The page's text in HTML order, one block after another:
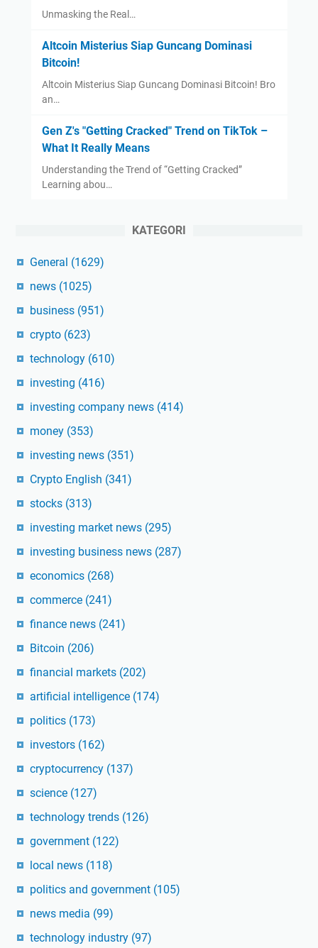
Unmasking the Real…
Altcoin Misterius Siap Guncang Dominasi
Bitcoin!
Altcoin Misterius Siap Guncang Dominasi Bitcoin! Bro
an…
Gen Z's "Getting Cracked" Trend on TikTok –
What It Really Means
Understanding the Trend of “Getting Cracked”
Learning abou…
KATEGORI
General (1629)
news (1025)
business (951)
crypto (623)
technology (610)
investing (416)
investing company news (414)
money (353)
investing news (351)
Crypto English (341)
stocks (313)
investing market news (295)
investing business news (287)
economics (268)
commerce (241)
finance news (241)
Bitcoin (206)
financial markets (202)
artificial intelligence (174)
politics (173)
investors (162)
cryptocurrency (137)
science (127)
technology trends (126)
government (122)
local news (118)
politics and government (105)
news media (99)
technology industry (97)